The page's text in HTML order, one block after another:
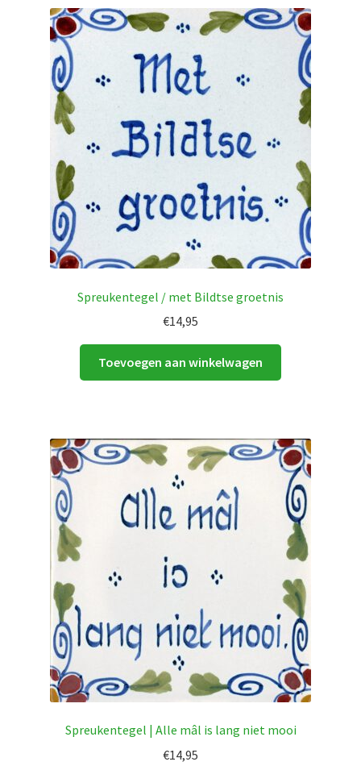
Spreukentegel / met Bildtse groetnis
€14,95
Toevoegen aan winkelwagen
Spreukentegel | Alle mâl is lang niet mooi
€14,95